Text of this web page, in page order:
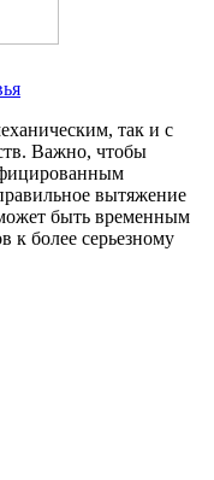
так и с
Важно, чтобы
вытяжение
быть временным
к более серьезному